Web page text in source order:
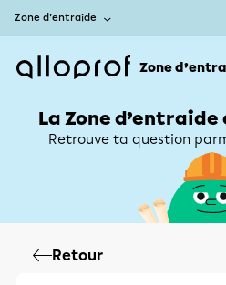
Zone d’entraide
Zone
La Zone
Retrouve ta question
Retour